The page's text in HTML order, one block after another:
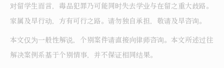
对留学生而言，毒品犯罪乃可能同时失去学业与在留之重大歧路。
家属及早行动，方有可行之路。请勿独自承担，敬请及早咨询。
本文仅为一般性解说，个别案件请直接向律师咨询。本文所述过往
解决案例系基于个别情事，并不保证相同结果。